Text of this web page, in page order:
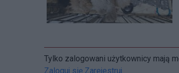
Tylko zalogowani użytkownicy mają
Zaloguj się Zarejestruj